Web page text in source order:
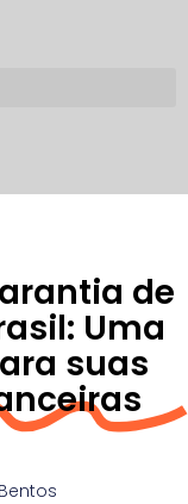
de
Uma
suas